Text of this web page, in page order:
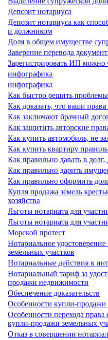
Депозит нотариуса
Депозит нотариуса как
и должником
Доля в общем имуществе
Заверение перевода
Зарегистрировать ИП можно
инфографика
инфографика
Как быстро решить проблемы
Как доказать, что ваши
Как заключают брачный
Как защитить авторские
Как купить автомобиль, не
Как купить квартиру
Как правильно давать в
Как правильно дарить
Как правильно оформить
Купля продажа земель
хозяйства
Льготы нотариата для
Льготы нотариата для
Морской протест
Нотариальное
земельных участков
Нотариальные действия в
Нотариальный тариф за
продажи недвижимости
Обеспечение доказательств
Особенности купли-продажи
Особенности перехода права
купли-продажи земельных
Отказ в совершении